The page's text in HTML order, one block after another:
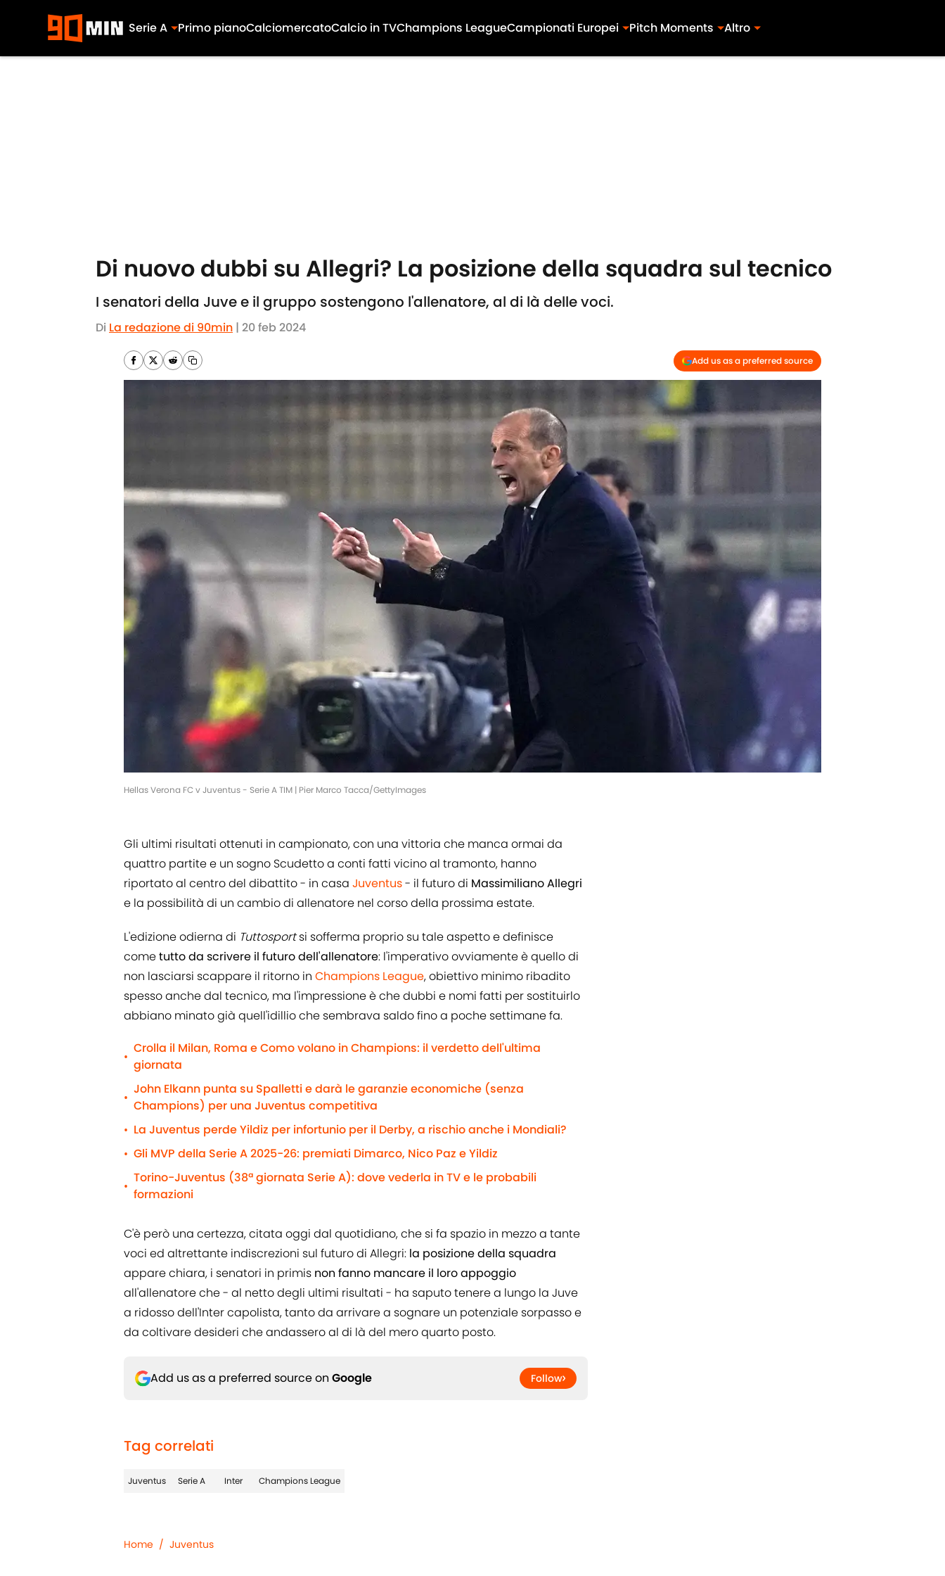
Serie A Primo pianoCalciomercatoCalcio in TVChampions LeagueCampionati Europei Pitch Moments Altro
Di nuovo dubbi su Allegri? La posizione della squadra sul tecnico
I senatori della Juve e il gruppo sostengono l'allenatore, al di là delle voci.
Di La redazione di 90min | 20 feb 2024
Add us as a preferred source
Hellas Verona FC v Juventus - Serie A TIM | Pier Marco Tacca/GettyImages
Gli ultimi risultati ottenuti in campionato, con una vittoria che manca ormai da
quattro partite e un sogno Scudetto a conti fatti vicino al tramonto, hanno
riportato al centro del dibattito - in casa Juventus- il futuro di Massimiliano Allegri
e la possibilità di un cambio di allenatore nel corso della prossima estate.
L'edizione odierna di Tuttosportsi sofferma proprio su tale aspetto e definisce
cometutto da scrivere il futuro dell'allenatore: l'imperativo ovviamente è quello di
non lasciarsi scappare il ritorno in Champions League, obiettivo minimo ribadito
spesso anche dal tecnico, ma l'impressione è che dubbi e nomi fatti per sostituirlo
abbiano minato già quell'idillio che sembrava saldo fino a poche settimane fa.
•
Crolla il Milan, Roma e Como volano in Champions: il verdetto dell'ultima
giornata
•
John Elkann punta su Spalletti e darà le garanzie economiche (senza
Champions) per una Juventus competitiva
• La Juventus perde Yildiz per infortunio per il Derby, a rischio anche i Mondiali?
• Gli MVP della Serie A 2025-26: premiati Dimarco, Nico Paz e Yildiz
•
Torino-Juventus (38ª giornata Serie A): dove vederla in TV e le probabili
formazioni
C'è però una certezza, citata oggi dal quotidiano, che si fa spazio in mezzo a tante
voci ed altrettante indiscrezioni sul futuro di Allegri: la posizione della squadra
appare chiara, i senatori in primis non fanno mancare il loro appoggio
all'allenatore che - al netto degli ultimi risultati - ha saputo tenere a lungo la Juve
a ridosso dell'Inter capolista, tanto da arrivare a sognare un potenziale sorpasso e
da coltivare desideri che andassero al di là del mero quarto posto.
Add us as a preferred source on Google Follow
Tag correlati
Juventus Serie A Inter Champions League
Home / Juventus